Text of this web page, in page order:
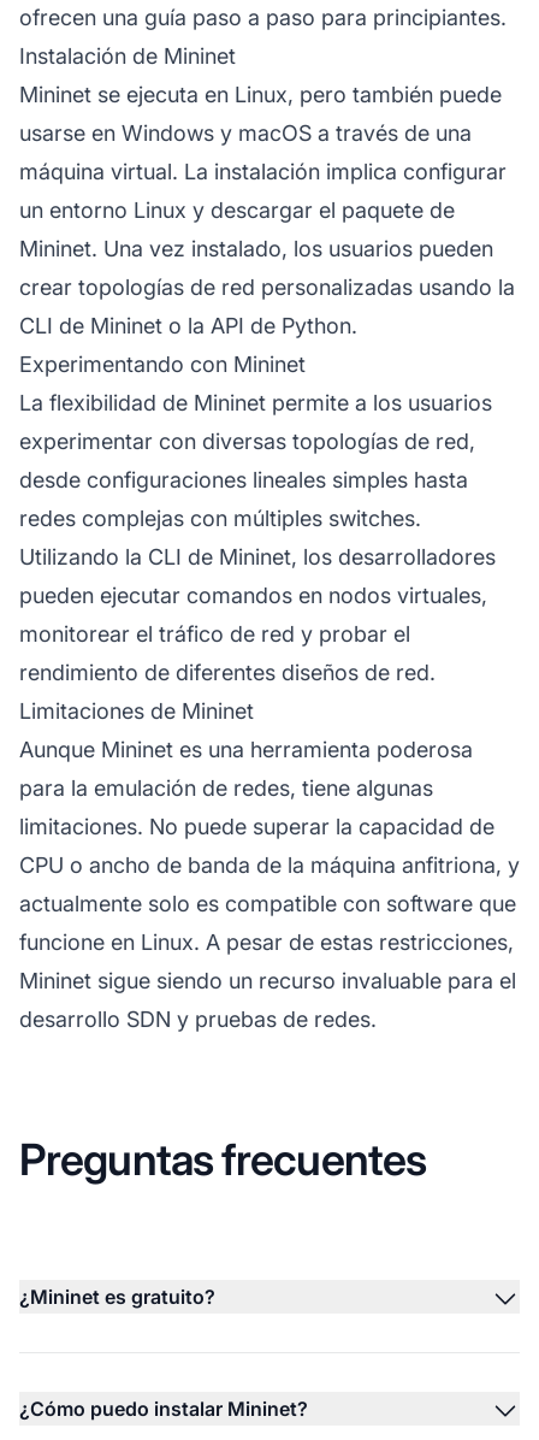
ofrecen una guía paso a paso para principiantes.
Instalación de Mininet
Mininet se ejecuta en Linux, pero también puede
usarse en Windows y macOS a través de una
máquina virtual. La instalación implica configurar
un entorno Linux y descargar el paquete de
Mininet. Una vez instalado, los usuarios pueden
crear topologías de red personalizadas usando la
CLI de Mininet o la API de Python.
Experimentando con Mininet
La flexibilidad de Mininet permite a los usuarios
experimentar con diversas topologías de red,
desde configuraciones lineales simples hasta
redes complejas con múltiples switches.
Utilizando la CLI de Mininet, los desarrolladores
pueden ejecutar comandos en nodos virtuales,
monitorear el tráfico de red y probar el
rendimiento de diferentes diseños de red.
Limitaciones de Mininet
Aunque Mininet es una herramienta poderosa
para la emulación de redes, tiene algunas
limitaciones. No puede superar la capacidad de
CPU o ancho de banda de la máquina anfitriona, y
actualmente solo es compatible con software que
funcione en Linux. A pesar de estas restricciones,
Mininet sigue siendo un recurso invaluable para el
desarrollo SDN y pruebas de redes.
Preguntas frecuentes
¿Mininet es gratuito?
¿Cómo puedo instalar Mininet?